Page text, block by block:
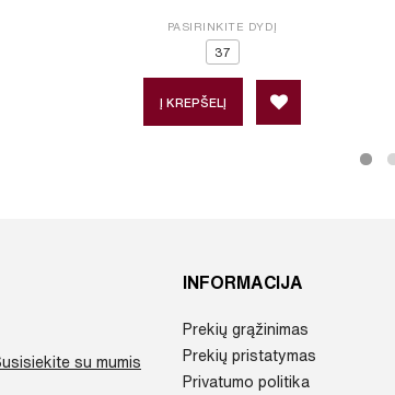
PASIRINKITE DYDĮ
37
Į KREPŠELĮ
su mumis
INFORMACIJA
Prekių grąžinimas
Prekių pristatymas
Privatumo politika